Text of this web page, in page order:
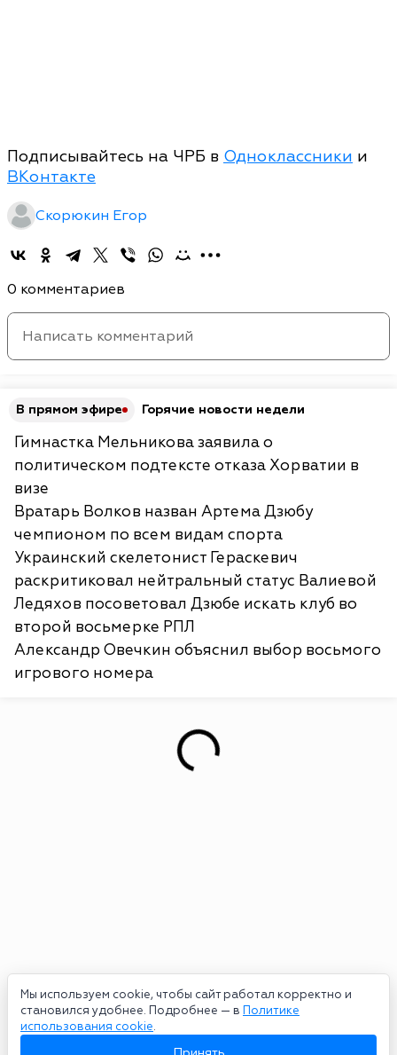
Мы используем cookie, чтобы сайт работал корректно и
становился удобнее. Подробнее — в Политике
использования cookie.
Подписывайтесь на ЧРБ в Одноклассники и
ВКонтакте
Скорюкин Егор
0 комментариев
В прямом эфире Горячие новости недели
Гимнастка Мельникова заявила о
политическом подтексте отказа Хорватии в
визе
Вратарь Волков назван Артема Дзюбу
чемпионом по всем видам спорта
Украинский скелетонист Гераскевич
раскритиковал нейтральный статус Валиевой
Ледяхов посоветовал Дзюбе искать клуб во
второй восьмерке РПЛ
Александр Овечкин объяснил выбор восьмого
игрового номера